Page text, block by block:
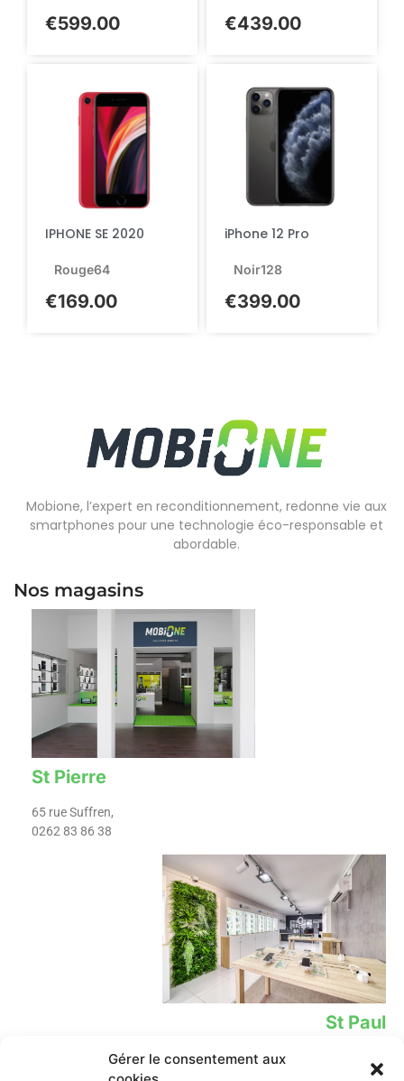
Gérer le consentement aux
€599.00 €439.00
IPHONE SE 2020
Rouge64
€169.00
iPhone 12 Pro
Noir128
€399.00
Mobione, l’expert en reconditionnement, redonne vie aux
smartphones pour une technologie éco-responsable et
abordable.
Nos magasins
St Pierre
65 rue Suffren,
0262 83 86 38
St Paul
12 Rue Leconte de Lisle,
02 62 78 39 02​